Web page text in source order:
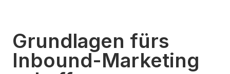
Grundlagen fürs
Inbound-Marketing